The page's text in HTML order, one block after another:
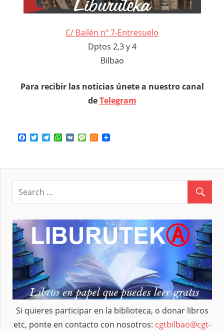
C/ Bailén nº 7-Entresuelo
Dptos 2,3 y 4
Bilbao
Para recibir las noticias únete a nuestro canal
deTelegram
Facebook
TwitterTelegram
WhatsApp
VK MessageMeneame
Si quieres participar en la biblioteca, o donar libros
etc, ponte en contacto con nosotros: cgtbilbao@cgt-